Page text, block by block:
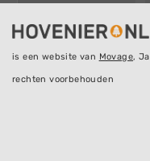
is een website van Movage,
rechten voorbehouden